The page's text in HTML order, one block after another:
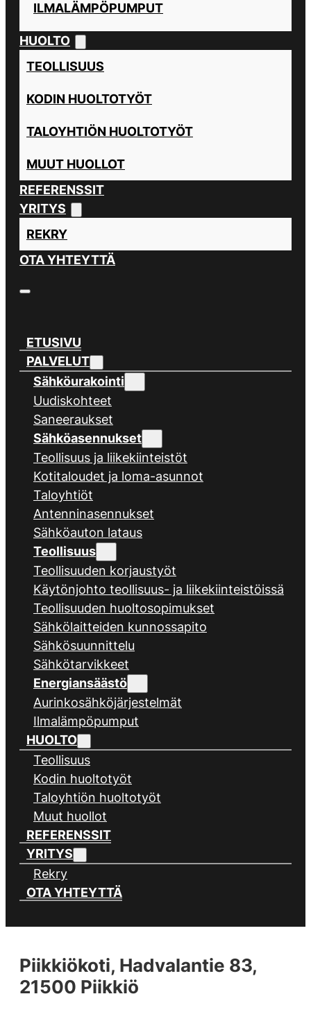
ILMALÄMPÖPUMPUT
HUOLTO
TEOLLISUUS
KODIN HUOLTOTYÖT
TALOYHTIÖN HUOLTOTYÖT
MUUT HUOLLOT
REFERENSSIT
YRITYS
REKRY
OTA YHTEYTTÄ
ETUSIVU
PALVELUT
Sähköurakointi
Uudiskohteet
Saneeraukset
Sähköasennukset
Teollisuus ja liikekiinteistöt
Kotitaloudet ja loma-asunnot
Taloyhtiöt
Antenninasennukset
Sähköauton lataus
Teollisuus
Teollisuuden korjaustyöt
Käytönjohto teollisuus- ja liikekiinteistöissä
Teollisuuden huoltosopimukset
Sähkölaitteiden kunnossapito
Sähkösuunnittelu
Sähkötarvikkeet
Energiansäästö
Aurinkosähköjärjestelmät
Ilmalämpöpumput
HUOLTO
Teollisuus
Kodin huoltotyöt
Taloyhtiön huoltotyöt
Muut huollot
REFERENSSIT
YRITYS
Rekry
OTA YHTEYTTÄ
Piikkiökoti, Hadvalantie 83,
21500 Piikkiö